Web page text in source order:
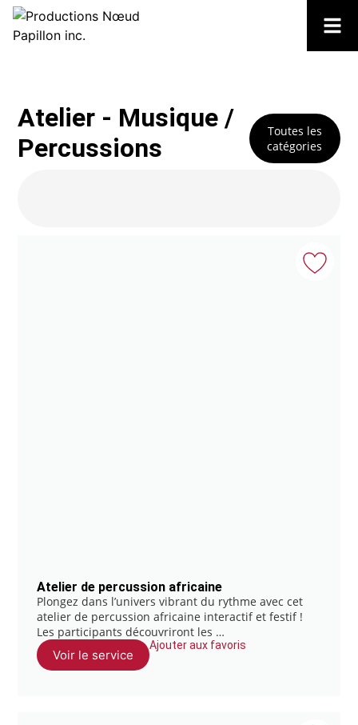
Atelier - Musique /
Percussions
Toutes les
catégories
Atelier de percussion africaine
Plongez dans l’univers vibrant du rythme avec cet
atelier de percussion africaine interactif et festif !
Les participants découvriront les …
Voir le service
Ajouter aux favoris